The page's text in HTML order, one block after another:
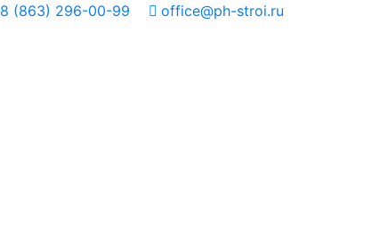
8 (863) 296-00-99 office@ph-stroi.ru